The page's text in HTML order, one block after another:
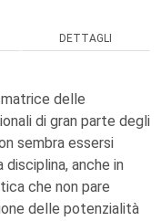
DETTAGLI
delle
di gran parte degli
sembra essersi
anche in
che non pare
delle potenzialità